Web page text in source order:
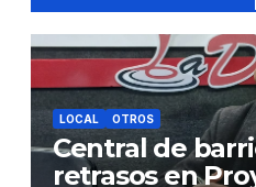
LOCAL OTROS
Central de
retrasos en